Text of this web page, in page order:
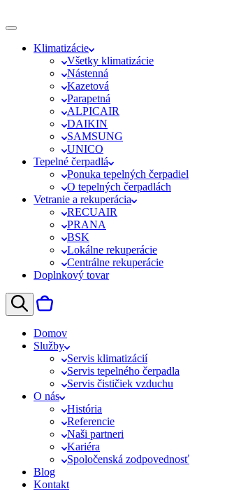
Klimatizácie
Všetky klimatizácie
Nástenná
Kazetová
Parapetná
ALPICAIR
DAIKIN
SAMSUNG
UNICO
Tepelné čerpadlá
Ponuka tepelných čerpadiel
O tepelných čerpadlách
Vetranie a rekuperácia
RECUAIR
PRANA
BSK
Lokálne rekuperácie
Centrálne rekuperácie
Doplnkový tovar
Domov
Služby
Servis klimatizácií
Servis tepelného čerpadla
Servis čističiek vzduchu
O nás
História
Referencie
Naši partneri
Kariéra
Spoločenská zodpovednosť
Blog
Kontakt